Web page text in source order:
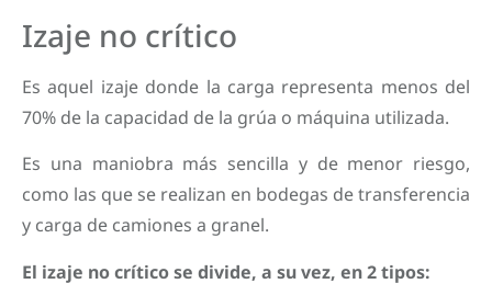
Izaje no crítico
Es aquel izaje donde la carga representa menos del
70% de la capacidad de la grúa o máquina utilizada.
Es una maniobra más sencilla y de menor riesgo,
como las que se realizan en bodegas de transferencia
y carga de camiones a granel.
El izaje no crítico se divide, a su vez, en 2 tipos: